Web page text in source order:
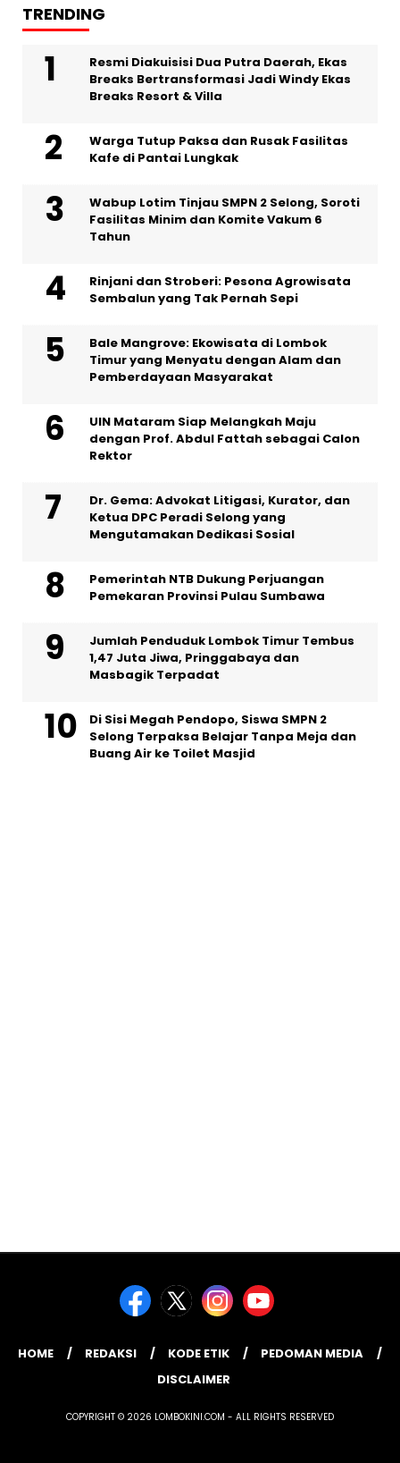
TRENDING
Resmi Diakuisisi Dua Putra Daerah, Ekas
Breaks Bertransformasi Jadi Windy Ekas
Breaks Resort & Villa
Warga Tutup Paksa dan Rusak Fasilitas
Kafe di Pantai Lungkak
Wabup Lotim Tinjau SMPN 2 Selong, Soroti
Fasilitas Minim dan Komite Vakum 6
Tahun
Rinjani dan Stroberi: Pesona Agrowisata
Sembalun yang Tak Pernah Sepi
Bale Mangrove: Ekowisata di Lombok
Timur yang Menyatu dengan Alam dan
Pemberdayaan Masyarakat
UIN Mataram Siap Melangkah Maju
dengan Prof. Abdul Fattah sebagai Calon
Rektor
Dr. Gema: Advokat Litigasi, Kurator, dan
Ketua DPC Peradi Selong yang
Mengutamakan Dedikasi Sosial
Pemerintah NTB Dukung Perjuangan
Pemekaran Provinsi Pulau Sumbawa
Jumlah Penduduk Lombok Timur Tembus
1,47 Juta Jiwa, Pringgabaya dan
Masbagik Terpadat
Di Sisi Megah Pendopo, Siswa SMPN 2
Selong Terpaksa Belajar Tanpa Meja dan
Buang Air ke Toilet Masjid
HOME REDAKSI KODE ETIK
PEDOMAN MEDIA
DISCLAIMER
COPYRIGHT © 2026 LOMBOKINI.COM - ALL RIGHTS RESERVED